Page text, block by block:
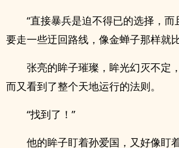
“直接暴兵是迫不得已的选择，
要走一些迂回路线，像金蝉子那样就
张亮的眸子璀璨，眸光幻灭不定
而又看到了整个天地运行的法则。
“找到了！”
他的眸子盯着孙爱国，又好像盯